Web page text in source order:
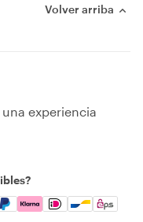
Volver arriba
experiencia
Apple Pay, Google